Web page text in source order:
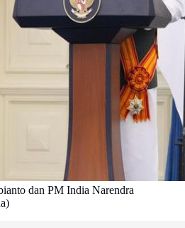
dan PM India Narendra